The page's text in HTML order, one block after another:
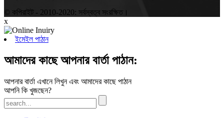
© কপিরাইট - 2010-2020: সর্বস্বত্ব সংরক্ষিত।
x
ইমেইল পাঠান
আমাদের কাছে আপনার বার্তা পাঠান:
আপনার বার্তা এখানে লিখুন এবং আমাদের কাছে পাঠান
আপনি কি খুজছেন?